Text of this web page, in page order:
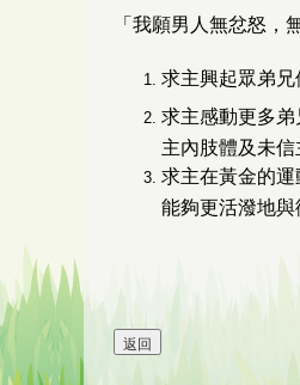
「我願男人無忿怒，
求主興起眾弟兄
求主感動更多弟
主內肢體及未信
求主在黃金的
能夠更活潑地與